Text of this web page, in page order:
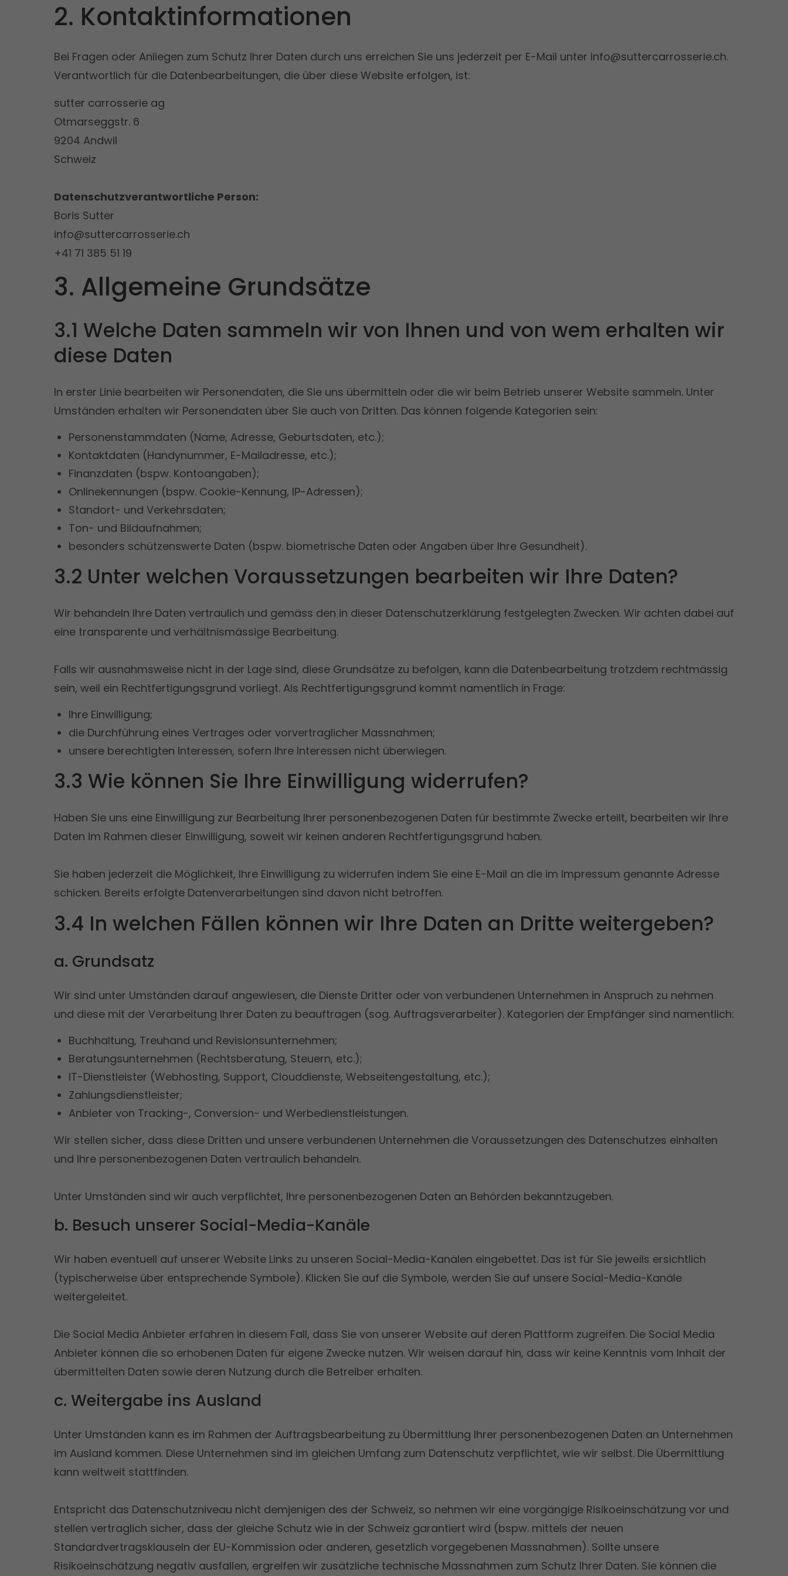
2. Kontaktinformationen
Bei Fragen oder Anliegen zum Schutz Ihrer Daten durch uns erreichen Sie uns jederzeit per E-Mail unter info@suttercarrosserie.ch.
Verantwortlich für die Datenbearbeitungen, die über diese Website erfolgen, ist:
sutter carrosserie ag
Otmarseggstr. 6
9204 Andwil
Schweiz
Datenschutzverantwortliche Person:
Boris Sutter
info@suttercarrosserie.ch
+41 71 385 51 19
3. Allgemeine Grundsätze
3.1 Welche Daten sammeln wir von Ihnen und von wem erhalten wir
diese Daten
In erster Linie bearbeiten wir Personendaten, die Sie uns übermitteln oder die wir beim Betrieb unserer Website sammeln. Unter
Umständen erhalten wir Personendaten über Sie auch von Dritten. Das können folgende Kategorien sein:
Personenstammdaten (Name, Adresse, Geburtsdaten, etc.);
Kontaktdaten (Handynummer, E-Mailadresse, etc.);
Finanzdaten (bspw. Kontoangaben);
Onlinekennungen (bspw. Cookie-Kennung, IP-Adressen);
Standort- und Verkehrsdaten;
Ton- und Bildaufnahmen;
besonders schützenswerte Daten (bspw. biometrische Daten oder Angaben über Ihre Gesundheit).
3.2 Unter welchen Voraussetzungen bearbeiten wir Ihre Daten?
Wir behandeln Ihre Daten vertraulich und gemäss den in dieser Datenschutzerklärung festgelegten Zwecken. Wir achten dabei auf
eine transparente und verhältnismässige Bearbeitung.
Falls wir ausnahmsweise nicht in der Lage sind, diese Grundsätze zu befolgen, kann die Datenbearbeitung trotzdem rechtmässig
sein, weil ein Rechtfertigungsgrund vorliegt. Als Rechtfertigungsgrund kommt namentlich in Frage:
Ihre Einwilligung;
die Durchführung eines Vertrages oder vorvertraglicher Massnahmen;
unsere berechtigten Interessen, sofern Ihre Interessen nicht überwiegen.
3.3 Wie können Sie Ihre Einwilligung widerrufen?
Haben Sie uns eine Einwilligung zur Bearbeitung Ihrer personenbezogenen Daten für bestimmte Zwecke erteilt, bearbeiten wir Ihre
Daten im Rahmen dieser Einwilligung, soweit wir keinen anderen Rechtfertigungsgrund haben.
Sie haben jederzeit die Möglichkeit, Ihre Einwilligung zu widerrufen indem Sie eine E-Mail an die im Impressum genannte Adresse
schicken. Bereits erfolgte Datenverarbeitungen sind davon nicht betroffen.
3.4 In welchen Fällen können wir Ihre Daten an Dritte weitergeben?
a. Grundsatz
Wir sind unter Umständen darauf angewiesen, die Dienste Dritter oder von verbundenen Unternehmen in Anspruch zu nehmen
und diese mit der Verarbeitung Ihrer Daten zu beauftragen (sog. Auftragsverarbeiter). Kategorien der Empfänger sind namentlich:
Buchhaltung, Treuhand und Revisionsunternehmen;
Beratungsunternehmen (Rechtsberatung, Steuern, etc.);
IT-Dienstleister (Webhosting, Support, Clouddienste, Webseitengestaltung, etc.);
Zahlungsdienstleister;
Anbieter von Tracking-, Conversion- und Werbedienstleistungen.
Wir stellen sicher, dass diese Dritten und unsere verbundenen Unternehmen die Voraussetzungen des Datenschutzes einhalten
und Ihre personenbezogenen Daten vertraulich behandeln.
Unter Umständen sind wir auch verpflichtet, Ihre personenbezogenen Daten an Behörden bekanntzugeben.
b. Besuch unserer Social-Media-Kanäle
Wir haben eventuell auf unserer Website Links zu unseren Social-Media-Kanälen eingebettet. Das ist für Sie jeweils ersichtlich
(typischerweise über entsprechende Symbole). Klicken Sie auf die Symbole, werden Sie auf unsere Social-Media-Kanäle
weitergeleitet.
Die Social Media Anbieter erfahren in diesem Fall, dass Sie von unserer Website auf deren Plattform zugreifen. Die Social Media
Anbieter können die so erhobenen Daten für eigene Zwecke nutzen. Wir weisen darauf hin, dass wir keine Kenntnis vom Inhalt der
übermittelten Daten sowie deren Nutzung durch die Betreiber erhalten.
c. Weitergabe ins Ausland
Unter Umständen kann es im Rahmen der Auftragsbearbeitung zu Übermittlung Ihrer personenbezogenen Daten an Unternehmen
im Ausland kommen. Diese Unternehmen sind im gleichen Umfang zum Datenschutz verpflichtet, wie wir selbst. Die Übermittlung
kann weltweit stattfinden.
Entspricht das Datenschutzniveau nicht demjenigen des der Schweiz, so nehmen wir eine vorgängige Risikoeinschätzung vor und
stellen vertraglich sicher, dass der gleiche Schutz wie in der Schweiz garantiert wird (bspw. mittels der neuen
Standardvertragsklauseln der EU-Kommission oder anderen, gesetzlich vorgegebenen Massnahmen). Sollte unsere
Risikoeinschätzung negativ ausfallen, ergreifen wir zusätzliche technische Massnahmen zum Schutz Ihrer Daten. Sie können die